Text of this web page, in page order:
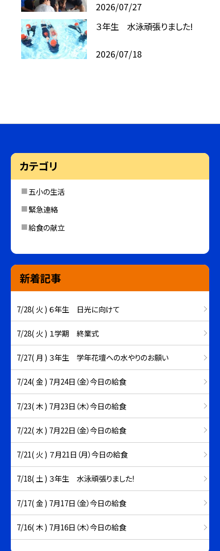
2026/07/27
３年生 水泳頑張りました!
2026/07/18
カテゴリ
五小の生活
緊急連絡
給食の献立
新着記事
7/28( 火 ) ６年生 日光に向けて
7/28( 火 ) １学期 終業式
7/27( 月 ) ３年生 学年花壇への水やりのお願い
7/24( 金 ) 7月24日（金）今日の給食
7/23( 木 ) 7月23日（木）今日の給食
7/22( 水 ) 7月22日（金）今日の給食
7/21( 火 ) ７月21日（月）今日の給食
7/18( 土 ) ３年生 水泳頑張りました!
7/17( 金 ) 7月17日（金）今日の給食
7/16( 木 ) 7月16日（木）今日の給食